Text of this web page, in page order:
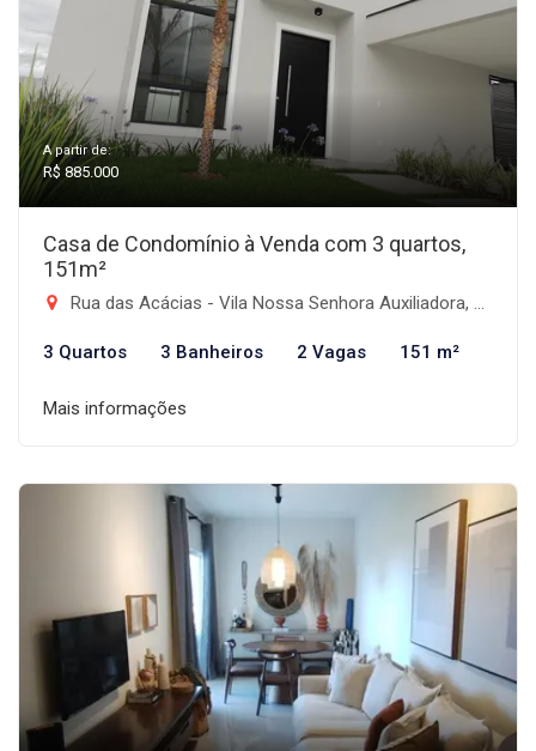
A partir de:
R$ 885.000
Casa de Condomínio à Venda com 3 quartos,
151m²
Rua das Acácias - Vila Nossa Senhora Auxiliadora, Tremembé-SP
3 Quartos 3 Banheiros 2 Vagas 151 m²
Mais informações